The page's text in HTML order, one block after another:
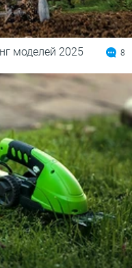
моделей 2025 8